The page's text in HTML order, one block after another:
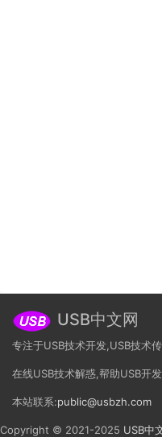
USB中文网
专注于USB技术开发,USB技术
在线USB技术解惑,帮助USB开
本站联系:public@usbzh.com
Copyright © 2021-2025 USB中